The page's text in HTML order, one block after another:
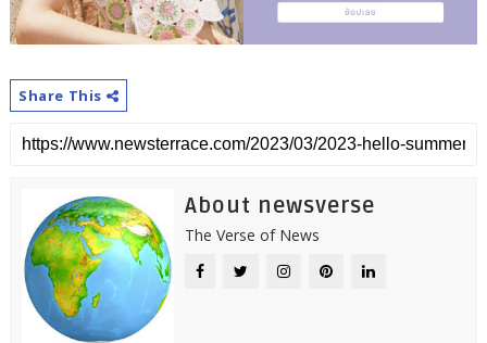
Share This
About newsverse
The Verse of News